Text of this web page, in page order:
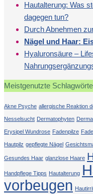
Hautalterung: Was
dagegen tun?
Durch Abnehmen
Nägel und Haar:
Hyaluronsäure –
Meistgenutzte
Akne Psyche allergische Reaktion
Nesselsucht Dermatophyten
Erysipel Wundrose Fadenpilze
Hautpilz gepflegte Nägel
Gesundes Haar glanzlose Haare
Handpflege Tipps Hautalterung
vorbeugen